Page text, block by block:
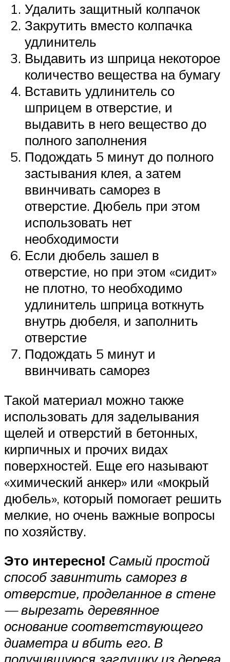
Удалить защитный колпачок
Закрутить вместо колпачка
удлинитель
Выдавить из шприца некоторое
количество вещества на бумагу
Вставить удлинитель со
шприцем в отверстие, и
выдавить в него вещество до
полного заполнения
Подождать 5 минут до полного
застывания клея, а затем
ввинчивать саморез в
отверстие. Дюбель при этом
использовать нет
необходимости
Если дюбель зашел в
отверстие, но при этом «сидит»
не плотно, то необходимо
удлинитель шприца воткнуть
внутрь дюбеля, и заполнить
отверстие
Подождать 5 минут и
ввинчивать саморез
Такой материал можно также
использовать для заделывания
щелей и отверстий в бетонных,
кирпичных и прочих видах
поверхностей. Еще его называют
«химический анкер» или «мокрый
дюбель», который помогает решить
мелкие, но очень важные вопросы
по хозяйству.
Это интересно! Самый простой
способ завинтить саморез в
отверстие, проделанное в стене
— вырезать деревянное
основание соответствующего
диаметра и вбить его. В